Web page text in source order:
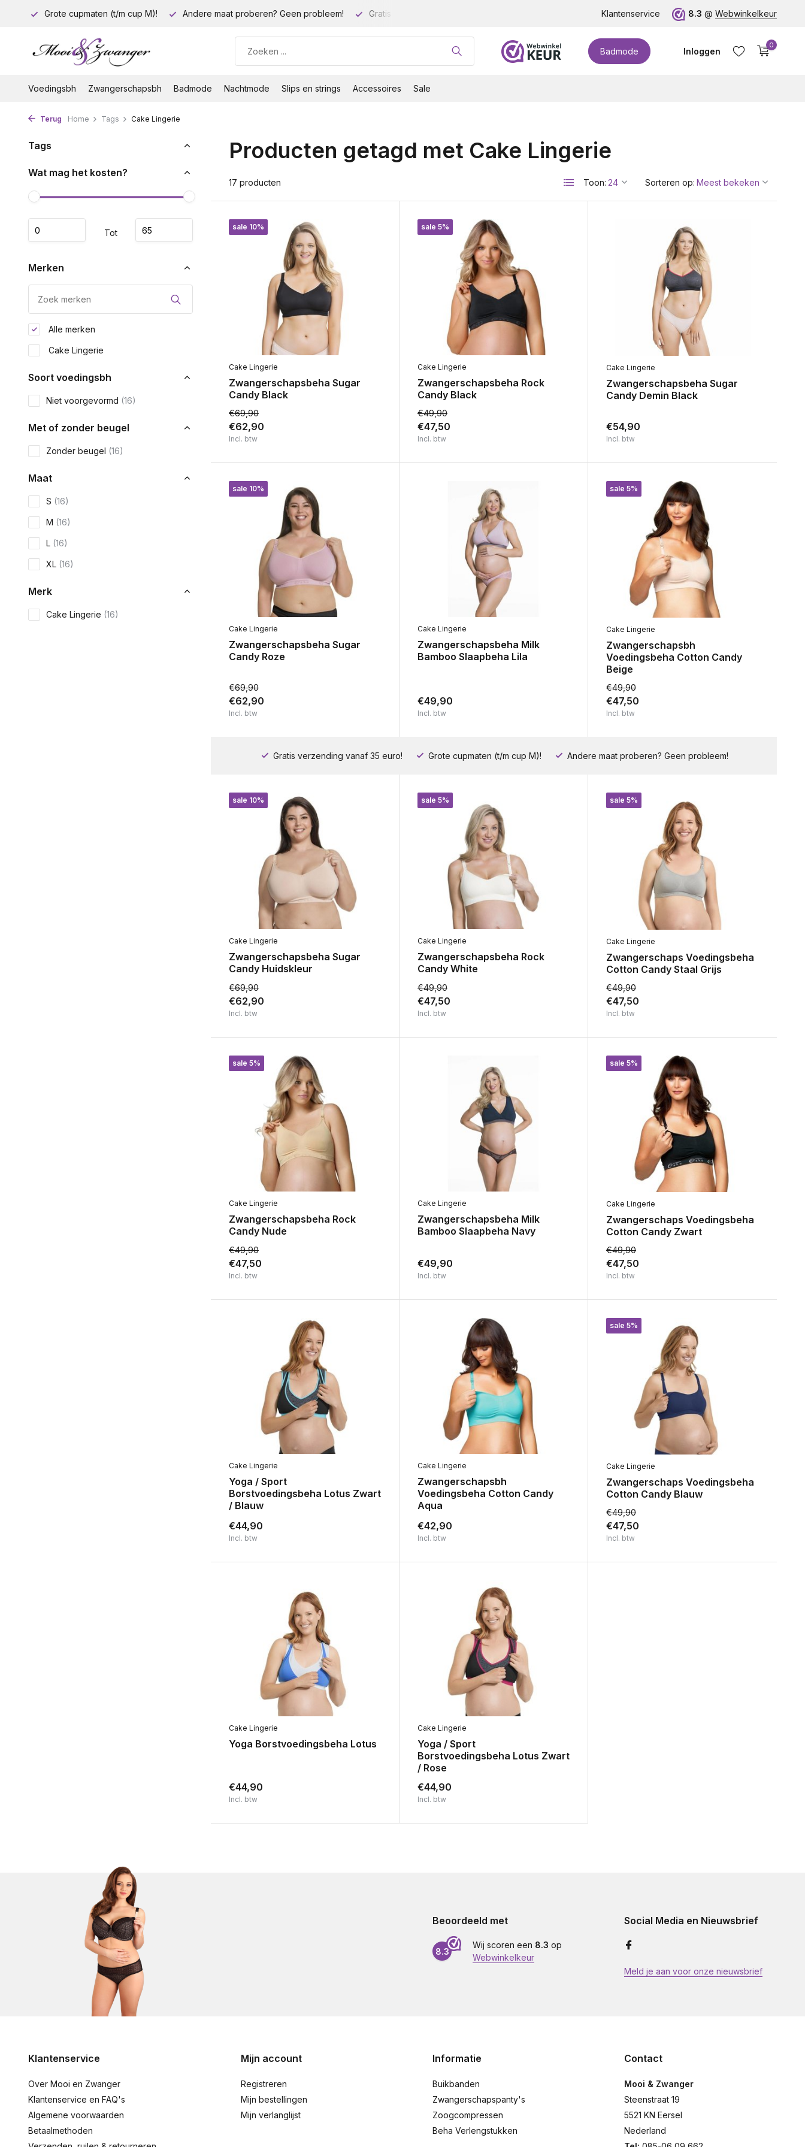
Grote cupmaten (t/m cup M)! Andere maat proberen? Geen probleem! Gratis verzending vanaf 35 euro! Grote cupmaten (t/m cup M)!
Klantenservice 8.3 @ Webwinkelkeur
Badmode Inloggen
0
Voedingsbh Zwangerschapsbh Badmode Nachtmode Slips en strings Accessoires Sale
Terug Home Tags Cake Lingerie
Tags
Wat mag het kosten?
Tot
Merken
Alle merken
Cake Lingerie
Soort voedingsbh
Niet voorgevormd (16)
Met of zonder beugel
Zonder beugel (16)
Maat
S (16)
M (16)
L (16)
XL (16)
Merk
Cake Lingerie (16)
Producten getagd met Cake Lingerie
17 producten Toon: Sorteren op:
sale 10%
Cake Lingerie
Zwangerschapsbeha Sugar
Candy Black
€69,90
€62,90
Incl. btw
sale 5%
Cake Lingerie
Zwangerschapsbeha Rock
Candy Black
€49,90
€47,50
Incl. btw
Cake Lingerie
Zwangerschapsbeha Sugar
Candy Demin Black
€54,90
Incl. btw
sale 10%
Cake Lingerie
Zwangerschapsbeha Sugar
Candy Roze
€69,90
€62,90
Incl. btw
Cake Lingerie
Zwangerschapsbeha Milk
Bamboo Slaapbeha Lila
€49,90
Incl. btw
sale 5%
Cake Lingerie
Zwangerschapsbh
Voedingsbeha Cotton Candy
Beige
€49,90
€47,50
Incl. btw
Gratis verzending vanaf 35 euro! Grote cupmaten (t/m cup M)! Andere maat proberen? Geen probleem!
sale 10%
Cake Lingerie
Zwangerschapsbeha Sugar
Candy Huidskleur
€69,90
€62,90
Incl. btw
sale 5%
Cake Lingerie
Zwangerschapsbeha Rock
Candy White
€49,90
€47,50
Incl. btw
sale 5%
Cake Lingerie
Zwangerschaps Voedingsbeha
Cotton Candy Staal Grijs
€49,90
€47,50
Incl. btw
sale 5%
Cake Lingerie
Zwangerschapsbeha Rock
Candy Nude
€49,90
€47,50
Incl. btw
Cake Lingerie
Zwangerschapsbeha Milk
Bamboo Slaapbeha Navy
€49,90
Incl. btw
sale 5%
Cake Lingerie
Zwangerschaps Voedingsbeha
Cotton Candy Zwart
€49,90
€47,50
Incl. btw
Cake Lingerie
Yoga / Sport
Borstvoedingsbeha Lotus Zwart
/ Blauw
€44,90
Incl. btw
Cake Lingerie
Zwangerschapsbh
Voedingsbeha Cotton Candy
Aqua
€42,90
Incl. btw
sale 5%
Cake Lingerie
Zwangerschaps Voedingsbeha
Cotton Candy Blauw
€49,90
€47,50
Incl. btw
Cake Lingerie
Yoga Borstvoedingsbeha Lotus
€44,90
Incl. btw
Cake Lingerie
Yoga / Sport
Borstvoedingsbeha Lotus Zwart
/ Rose
€44,90
Incl. btw
Beoordeeld met
8.3
Wij scoren een 8.3 op
Webwinkelkeur
Social Media en Nieuwsbrief
Meld je aan voor onze nieuwsbrief
Klantenservice
Over Mooi en Zwanger
Klantenservice en FAQ's
Algemene voorwaarden
Betaalmethoden
Mijn account
Registreren
Mijn bestellingen
Mijn verlanglijst
Informatie
Buikbanden
Zwangerschapspanty's
Zoogcompressen
Beha Verlengstukken
Contact
Mooi & Zwanger
Steenstraat 19
5521 KN Eersel
Nederland